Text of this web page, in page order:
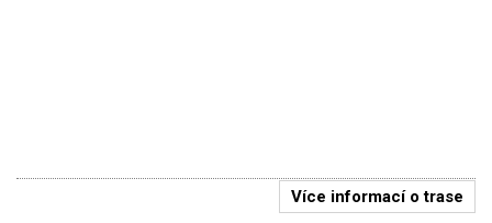
Více informací o trase